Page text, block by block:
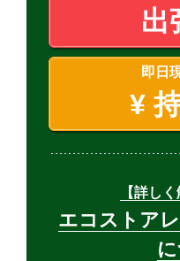
出
即日
¥
【詳し
エコストア